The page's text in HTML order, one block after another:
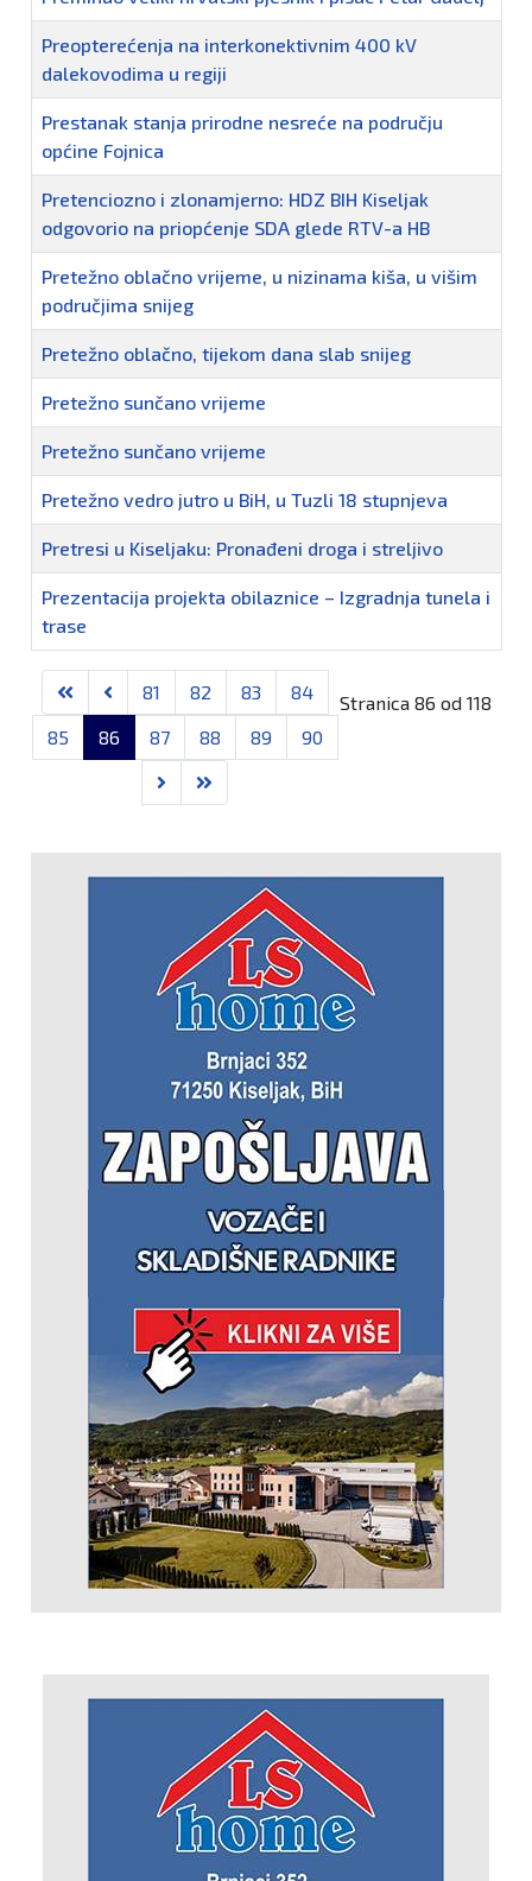
Preopterećenja na interkonektivnim 400 kV
dalekovodima u regiji
Prestanak stanja prirodne nesreće na području
općine Fojnica
Pretenciozno i zlonamjerno: HDZ BIH Kiseljak
odgovorio na priopćenje SDA glede RTV-a HB
Pretežno oblačno vrijeme, u nizinama kiša, u višim
područjima snijeg
Pretežno oblačno, tijekom dana slab snijeg
Pretežno sunčano vrijeme
Pretežno sunčano vrijeme
Pretežno vedro jutro u BiH, u Tuzli 18 stupnjeva
Pretresi u Kiseljaku: Pronađeni droga i streljivo
Prezentacija projekta obilaznice – Izgradnja tunela i
trase
Stranica 86 od 118
81 82 83
84
85
86 87 88 89 90